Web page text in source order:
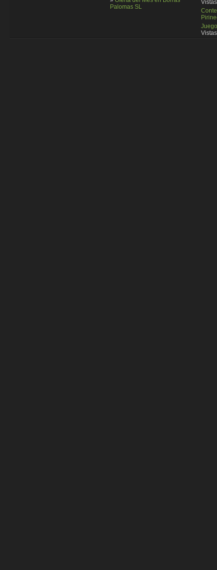
Palomas SL
Vistas
Vistas